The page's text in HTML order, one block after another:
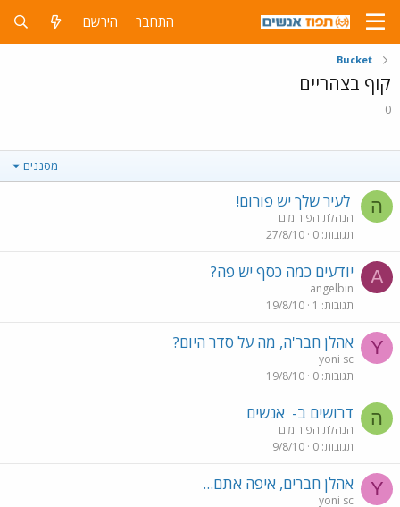
התחבר הירשם
Bucket
קוף בצהריים
0
מסננים
ה לעיר שלך יש פורום!
הנהלת הפורומים
תגובות 0
27/8/10
A יודעים כמה כסף יש פה?
angelbin
תגובות 1
19/8/10
Y אהלן חבר'ה, מה על סדר היום?
yoni sc
תגובות 0
19/8/10
ה דרושים ב- אנשים
הנהלת הפורומים
תגובות 0
9/8/10
Y אהלן חברים, איפה אתם...
yoni sc